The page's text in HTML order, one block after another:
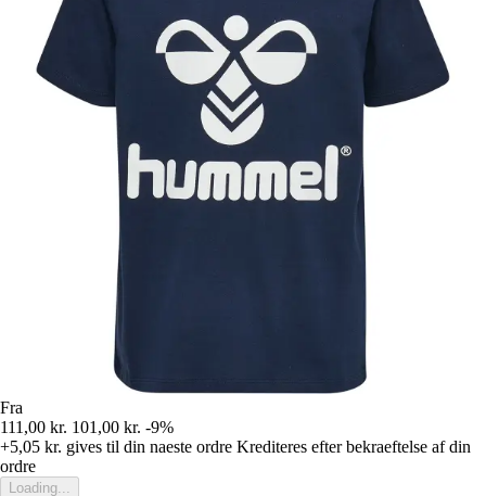
Fra
111,00 kr. 101,00 kr. -9%
+5,05 kr. gives til din naeste ordre Krediteres efter bekraeftelse af din
ordre
Loading...